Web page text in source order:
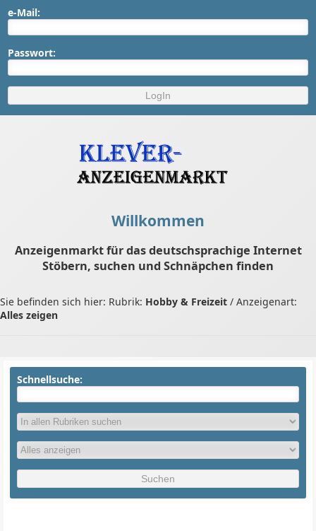
e-Mail:
Passwort:
Willkommen
Anzeigenmarkt für das deutschsprachige Internet
Stöbern, suchen und Schnäpchen finden
Sie befinden sich hier: Rubrik: Hobby & Freizeit / Anzeigenart:
Alles zeigen
Schnellsuche: